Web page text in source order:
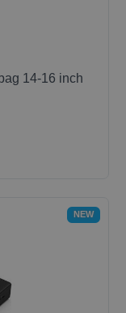
14-16 inch
NEW